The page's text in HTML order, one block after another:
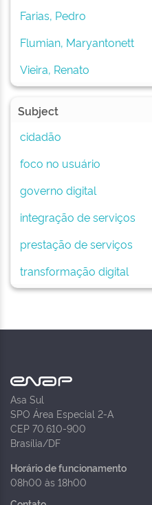
Farias, Pedro
Flumian, Maryantonett
Vieira, Renato
Subject
cidadão
foco no usuário
governo digital
integração de serviços
prestação de serviços
transformação digital
Asa Sul
SPO Área Especial 2-A
CEP 70.610-900
Brasília/DF
Horário de funcionamento
08h00 às 18h00